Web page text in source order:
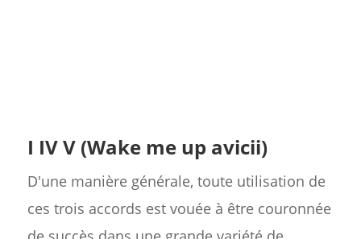
I IV V (Wake me up avicii)
D'une manière générale, toute utilisation de
ces trois accords est vouée à être couronnée